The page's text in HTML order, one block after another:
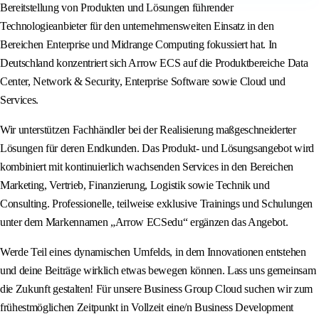
Bereitstellung von Produkten und Lösungen führender
Technologieanbieter für den unternehmensweiten Einsatz in den
Bereichen Enterprise und Midrange Computing fokussiert hat. In
Deutschland konzentriert sich Arrow ECS auf die Produktbereiche Data
Center, Network & Security, Enterprise Software sowie Cloud und
Services.
Wir unterstützen Fachhändler bei der Realisierung maßgeschneiderter
Lösungen für deren Endkunden. Das Produkt- und Lösungsangebot wird
kombiniert mit kontinuierlich wachsenden Services in den Bereichen
Marketing, Vertrieb, Finanzierung, Logistik sowie Technik und
Consulting. Professionelle, teilweise exklusive Trainings und Schulungen
unter dem Markennamen „Arrow ECSedu“ ergänzen das Angebot.
Werde Teil eines dynamischen Umfelds, in dem Innovationen entstehen
und deine Beiträge wirklich etwas bewegen können. Lass uns gemeinsam
die Zukunft gestalten! Für unsere Business Group Cloud suchen wir zum
frühestmöglichen Zeitpunkt in Vollzeit eine/n Business Development